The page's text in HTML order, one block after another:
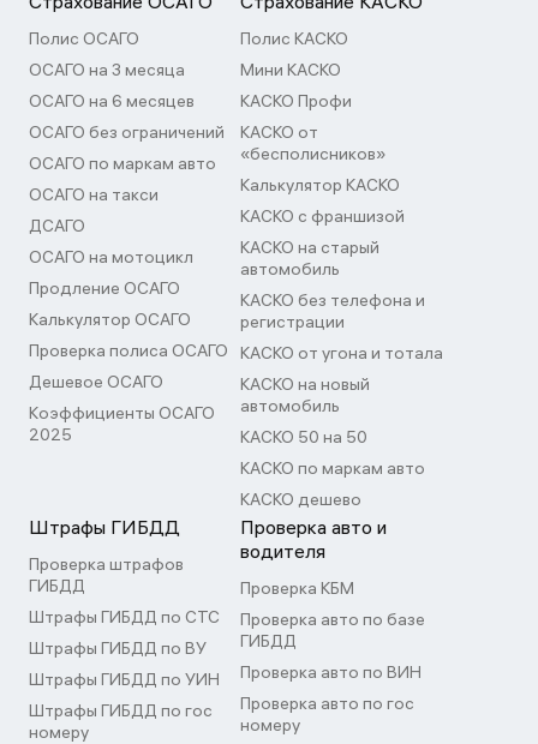
Полис ОСАГО
ОСАГО на 3 месяца
ОСАГО на 6 месяцев
ОСАГО без ограничений
ОСАГО по маркам авто
ОСАГО на такси
ДСАГО
ОСАГО на мотоцикл
Продление ОСАГО
Калькулятор ОСАГО
Проверка полиса ОСАГО
Дешевое ОСАГО
Коэффициенты ОСАГО
2025
Полис КАСКО
Мини КАСКО
КАСКО Профи
КАСКО от
«бесполисников»
Калькулятор КАСКО
КАСКО с франшизой
КАСКО на старый
автомобиль
КАСКО без телефона и
регистрации
КАСКО от угона и тотала
КАСКО на новый
автомобиль
КАСКО 50 на 50
КАСКО по маркам авто
КАСКО дешево
Штрафы ГИБДД
Проверка штрафов
ГИБДД
Штрафы ГИБДД по СТС
Штрафы ГИБДД по ВУ
Штрафы ГИБДД по УИН
Штрафы ГИБДД по гос
номеру
Проверка авто и
водителя
Проверка КБМ
Проверка авто по базе
ГИБДД
Проверка авто по ВИН
Проверка авто по гос
номеру